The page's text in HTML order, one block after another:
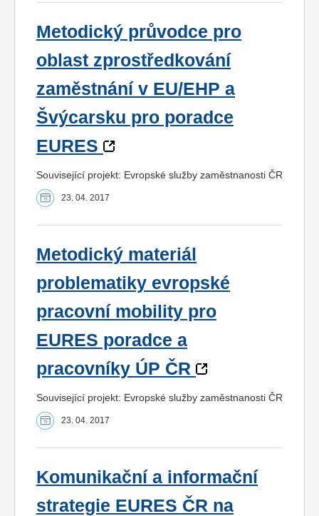
Metodický průvodce pro
oblast zprostředkování
zaměstnání v EU/EHP a
Švýcarsku pro poradce
EURES
Související projekt: Evropské služby zaměstnanosti ČR
23. 04. 2017
Metodický materiál
problematiky evropské
pracovní mobility pro
EURES poradce a
pracovníky ÚP ČR
Související projekt: Evropské služby zaměstnanosti ČR
23. 04. 2017
Komunikační a informační
strategie EURES ČR na